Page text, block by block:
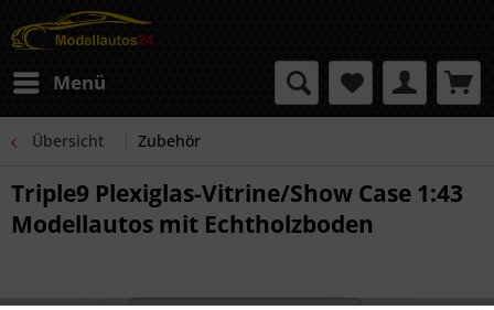
Menü
Übersicht Zubehör
Triple9 Plexiglas-Vitrine/Show Case 1:43
Modellautos mit Echtholzboden